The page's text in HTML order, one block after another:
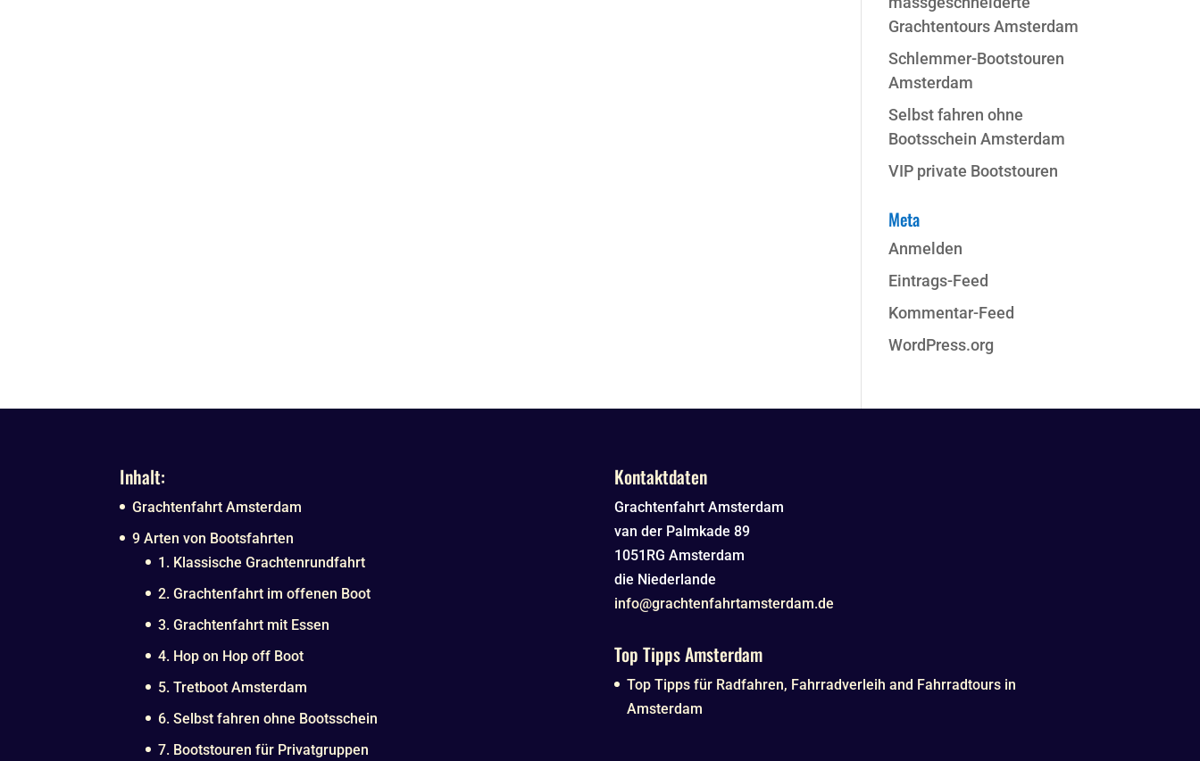
Grachtentours Amsterdam
Schlemmer-Bootstouren
Amsterdam
Selbst fahren ohne
Bootsschein Amsterdam
VIP private Bootstouren
Meta
Anmelden
Eintrags-Feed
Kommentar-Feed
WordPress.org
Inhalt:
Grachtenfahrt Amsterdam
9 Arten von Bootsfahrten
1. Klassische Grachtenrundfahrt
2. Grachtenfahrt im offenen Boot
3. Grachtenfahrt mit Essen
4. Hop on Hop off Boot
5. Tretboot Amsterdam
6. Selbst fahren ohne Bootsschein
7. Bootstouren für Privatgruppen
Kontaktdaten
Grachtenfahrt Amsterdam
van der Palmkade 89
1051RG Amsterdam
die Niederlande
info@grachtenfahrtamsterdam.de
Top Tipps Amsterdam
Top Tipps für Radfahren, Fahrradverleih and Fahrradtours in
Amsterdam